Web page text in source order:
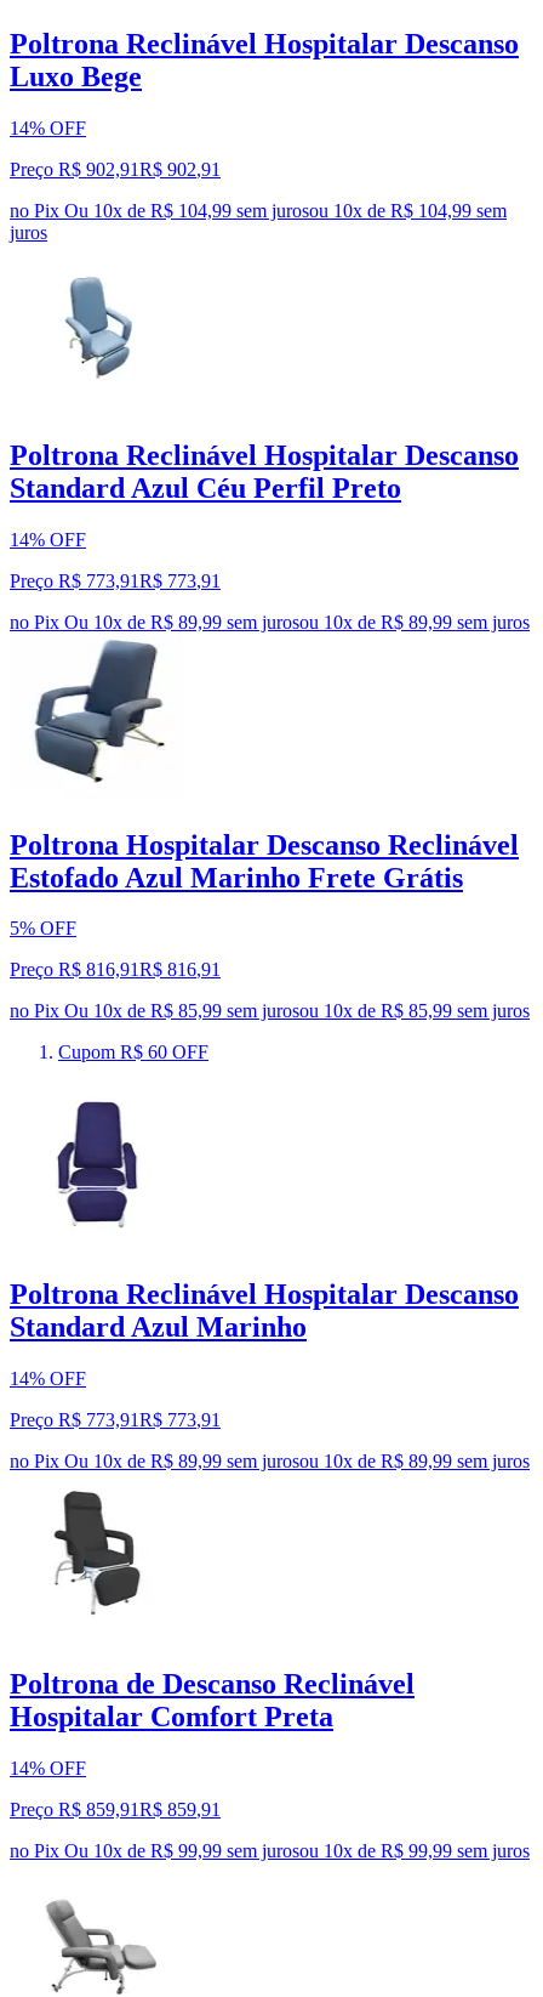
Poltrona Reclinável Hospitalar Descanso
Luxo Bege
14% OFF
Preço R$ 902,91R$ 902,91
no Pix Ou 10x de R$ 104,99 sem jurosou 10x de R$ 104,99 sem
juros
Poltrona Reclinável Hospitalar Descanso
Standard Azul Céu Perfil Preto
14% OFF
Preço R$ 773,91R$ 773,91
no Pix Ou 10x de R$ 89,99 sem jurosou 10x de R$ 89,99 sem juros
Poltrona Hospitalar Descanso Reclinável
Estofado Azul Marinho Frete Grátis
5% OFF
Preço R$ 816,91R$ 816,91
no Pix Ou 10x de R$ 85,99 sem jurosou 10x de R$ 85,99 sem juros
Cupom R$ 60 OFF
Poltrona Reclinável Hospitalar Descanso
Standard Azul Marinho
14% OFF
Preço R$ 773,91R$ 773,91
no Pix Ou 10x de R$ 89,99 sem jurosou 10x de R$ 89,99 sem juros
Poltrona de Descanso Reclinável
Hospitalar Comfort Preta
14% OFF
Preço R$ 859,91R$ 859,91
no Pix Ou 10x de R$ 99,99 sem jurosou 10x de R$ 99,99 sem juros